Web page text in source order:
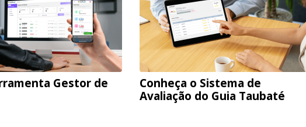
Gestor de
Conheça o Sistema de
Avaliação do Guia Taubaté